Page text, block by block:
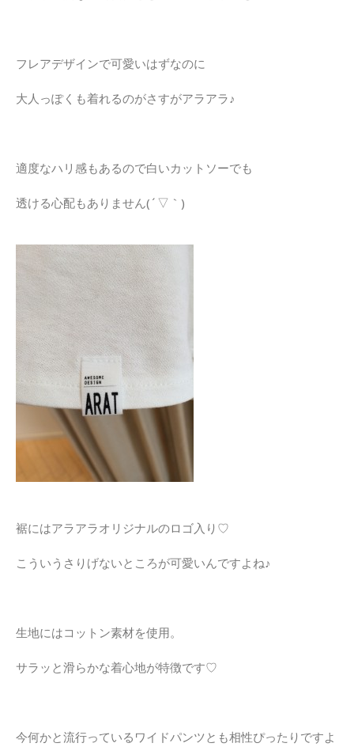
フレアデザインで可愛いはずなのに
大人っぽくも着れるのがさすがアラアラ♪
適度なハリ感もあるので白いカットソーでも
透ける心配もありません(´▽｀)
裾にはアラアラオリジナルのロゴ入り♡
こういうさりげないところが可愛いんですよね♪
生地にはコットン素材を使用。
サラッと滑らかな着心地が特徴です♡
今何かと流行っているワイドパンツとも相性ぴったりですよ